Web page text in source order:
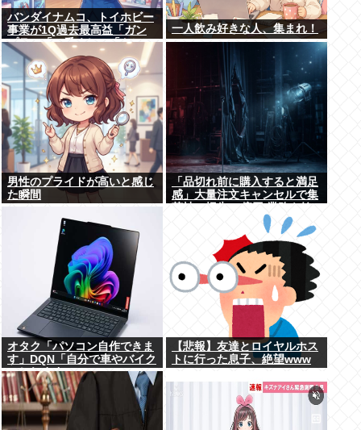
バンダイナムコ、トイホビー
事業が1Q過去最高益「ガン
プラ」「一番くじ」「トレ
カ」など大人向け商材好調で
一人飲み好きな人、集まれ！
男性のプライドが高いと感じ
た瞬間
「品切れ前に購入すると満足
感」大量注文キャンセルで集
害した疑いで32歳女を逮捕
オタク「パソコン自作できま
す」DQN「自分で車やバイク
いじれます」
【悲報】友達とロイヤルホス
トに行った息子、絶望www